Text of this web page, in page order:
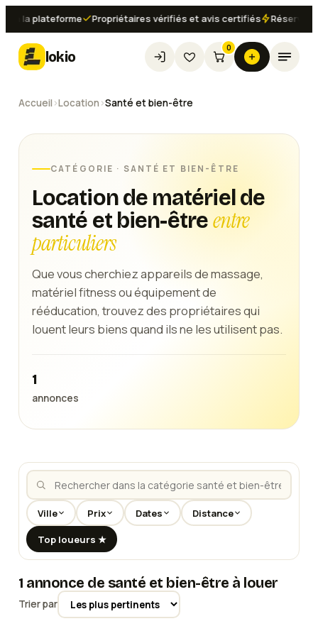
la plateforme Propriétaires vérifiés et avis certifiés Réservation
lokio
0
Accueil ›Location ›Santé et bien-être
CATÉGORIE · SANTÉ ET BIEN-ÊTRE
Location de matériel de
santé et bien-êtreentre
particuliers
Que vous cherchiez appareils de massage,
matériel fitness ou équipement de
rééducation, trouvez des propriétaires qui
louent leurs biens quand ils ne les utilisent pas.
1
annonces
Ville Prix Dates Distance
Top loueurs ★
1 annonce de santé et bien-être à louer
Trier par